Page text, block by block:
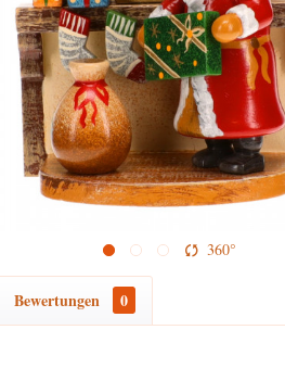
360°
Bewertungen 0